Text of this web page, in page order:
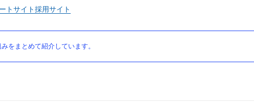
トサイト採用サイト
をまとめて紹介しています。